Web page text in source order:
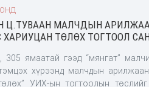
Ц.ТУВААН МАЛЧДЫН
ХАРИУЦАН ТӨЛӨХ ТОГТООЛ
305 ямаатай гээд “мянгат”
хүрээнд малчдын
УИХ-ын тогтоолын